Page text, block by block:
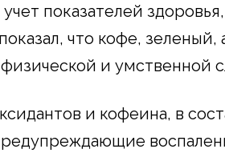
показателей
что кофе,
и умственной
и кофеина, в